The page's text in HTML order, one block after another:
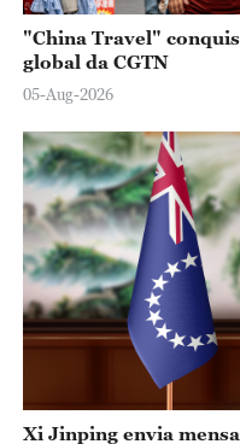
"China Travel"
global da CGTN
05-Aug-2026
Xi Jinping envia